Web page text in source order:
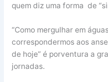
quem diz uma forma de
“Como mergulhar em
correspondermos aos
de hoje” é porventura a
jornadas.